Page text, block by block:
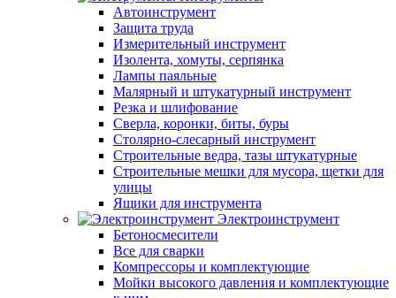
Автоинструмент
Защита труда
Измерительный инструмент
Изолента, хомуты, серпянка
Лампы паяльные
Малярный и штукатурный инструмент
Резка и шлифование
Сверла, коронки, биты, буры
Столярно-слесарный инструмент
Строительные ведра, тазы штукатурные
Строительные мешки для мусора, щетки для
улицы
Ящики для инструмента
Электроинструмент
Бетоносмесители
Все для сварки
Компрессоры и комплектующие
Мойки высокого давления и комплектующие